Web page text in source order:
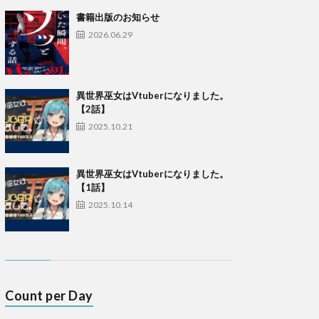
書籍出版のお知らせ
2026.06.29
異世界巫女はVtuberになりました。
【2話】
2025.10.21
異世界巫女はVtuberになりました。
【1話】
2025.10.14
Count per Day